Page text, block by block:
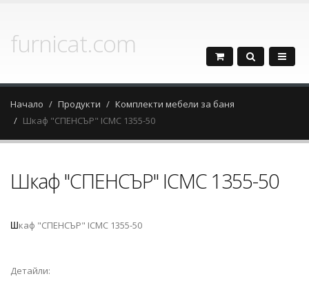
furnicat.com
Начало Продукти
Комплекти мебели за баня
Шкаф "СПЕНСЪР" ICMC 1355-50
Шкаф "СПЕНСЪР" ICMC 1355-50
Ш каф "СПЕНСЪР" ICMC 1355-50
Детайли: